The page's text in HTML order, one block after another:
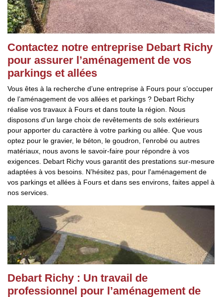
Contactez notre entreprise Debart Richy
pour assurer l’aménagement de vos
parkings et allées
Vous êtes à la recherche d’une entreprise à Fours pour s’occuper
de l’aménagement de vos allées et parkings ? Debart Richy
réalise vos travaux à Fours et dans toute la région. Nous
disposons d'un large choix de revêtements de sols extérieurs
pour apporter du caractère à votre parking ou allée. Que vous
optez pour le gravier, le béton, le goudron, l’enrobé ou autres
matériaux, nous avons le savoir-faire pour répondre à vos
exigences. Debart Richy vous garantit des prestations sur-mesure
adaptées à vos besoins. N’hésitez pas, pour l'aménagement de
vos parkings et allées à Fours et dans ses environs, faites appel à
nos services.
Debart Richy : Un travail de
professionnel pour l’aménagement de